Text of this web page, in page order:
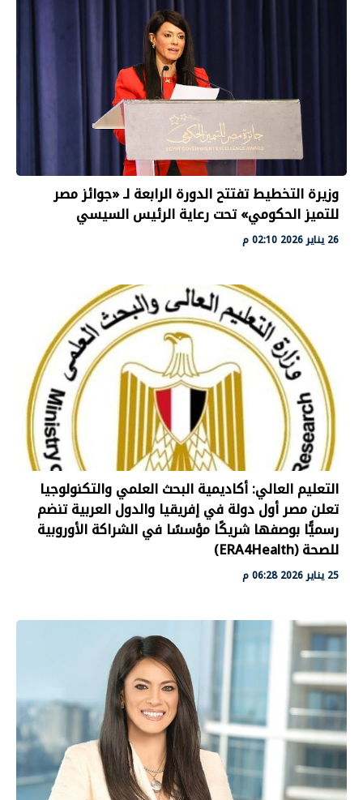
وزيرة التخطيط تفتتح الدورة الرابعة لـ «جوائز مصر
للتميز الحكومي» تحت رعاية الرئيس السيسي
26 يناير 2026 02:10 م
التعليم العالي: أكاديمية البحث العلمي والتكنولوجيا
تعلن مصر أول دولة في إفريقيا والدول العربية تنضم
رسميًّا بوصفها شريكًا مؤسسًا في الشراكة الأوروبية
للصحة (ERA4Health)
25 يناير 2026 06:28 م